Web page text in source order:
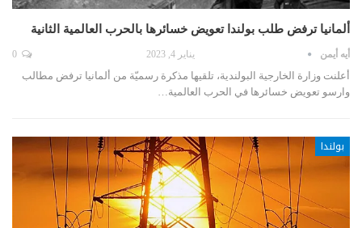
ألمانيا ترفض طلب بولندا تعويض خسائرها بالحرب العالمية الثانية
أيه أيمن يناير 4, 2023
أعلنت وزارة الخارجية البولندية، تلقيها مذكرة رسميّة من ألمانيا ترفض مطالب
وارسو تعويض خسائرها في الحرب العالمية…
بولندا